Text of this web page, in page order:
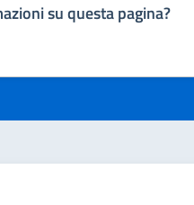
su questa pagina?
5